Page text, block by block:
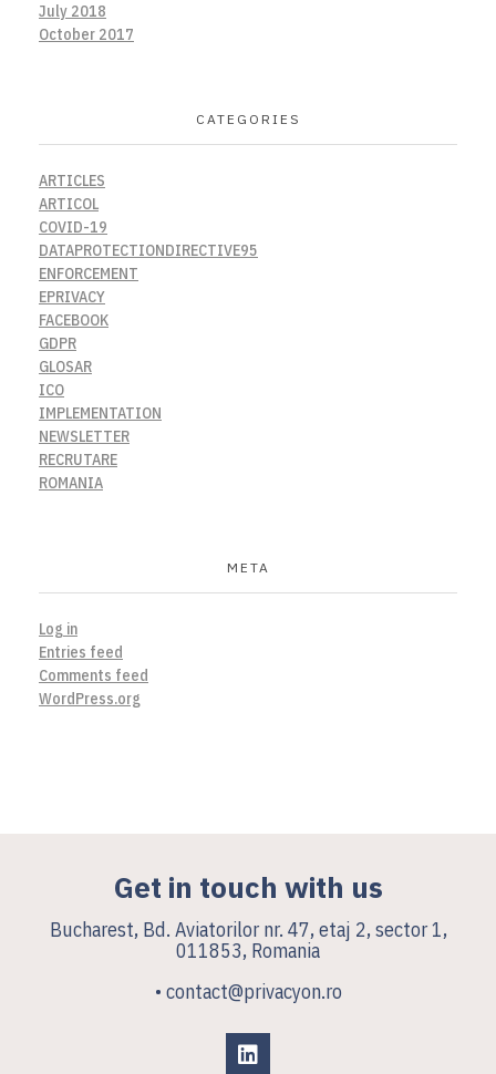
July 2018
October 2017
CATEGORIES
ARTICLES
ARTICOL
COVID-19
DATAPROTECTIONDIRECTIVE95
ENFORCEMENT
EPRIVACY
FACEBOOK
GDPR
GLOSAR
ICO
IMPLEMENTATION
NEWSLETTER
RECRUTARE
ROMANIA
META
Log in
Entries feed
Comments feed
WordPress.org
Get in touch with us
Bucharest, Bd. Aviatorilor nr. 47, etaj 2, sector 1,
011853, Romania
• contact@privacyon.ro